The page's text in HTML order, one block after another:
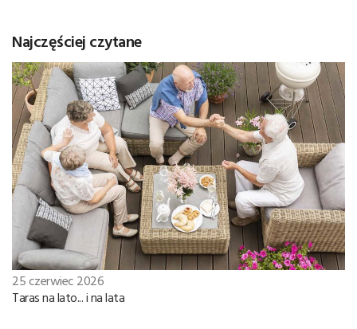
Najczęściej czytane
25 czerwiec 2026
Taras na lato... i na lata